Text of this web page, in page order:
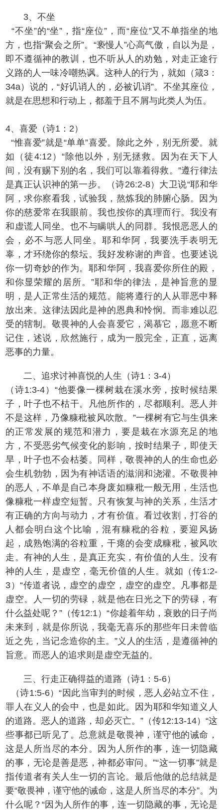
3、不坐
“不坐”的“坐”，指“座位”，而“座位”又不单指坐的地
方，也指“聚会之所”。“亵慢人”心高气傲，自以为是，
即不遵循神的教训，也不听从人的劝勉，对走正途行
义路的人一味冷嘲热讽。这种人的行为，就如（箴3：
34a）说的，“好讥诮人的，必被讥诮”。不坐其座位，
就是在思想和行动上，都羞于且不屑与此类人为伍。
4、喜爱（诗1：2）
“惟喜爱”就是“单单”喜爱。除此之外，别无所爱。就
如（徒4:12）“除他以外，别无拯救。因为在天下人
间，没有赐下别的名，我们可以靠着得救。”遵行律法
是真正认识神的第一步。（诗26:2-8）大卫说“耶和华
阿，求你察看我，试验我，熬炼我的肺腑心肠。因为
你的慈爱常在我眼前。我也按你的真理而行。我没有
和虚谎人同坐。也不与瞒哄人的同群。我恨恶恶人的
会，必不与恶人同坐。耶和华阿，我要洗手表明无
辜，才环绕你的祭坛。我好发称谢的声音。也要述说
你一切奇妙的作为。耶和华阿，我喜爱你所住的殿，
和你显荣耀的居所。”耶和华的律法，是神旨意的显
明，是人正常生活的规范。能将遵行的人从罪恶中释
放出来。这律法因此是神的恩典和怜悯。而非难以忍
受的辖制。敬畏神的人会喜爱它，渴慕它，愿意不断
记住，述说，欣然施行，成为一股完全，正直，远离
恶事的力量。
二、追求讨神喜悦的人生（诗1：3-4）
（诗1:3-4）“他要像一棵树栽在溪水旁，按时候结果
子，叶子也不枯干。凡他所作的，尽都顺利。恶人并
不是这样，乃像糠秕被风吹散。”一棵树有它与生俱来
的正常发展的规范和潜力，要是栽在水源充足的地
方，不受恶劣气候变化的影响，按时结果子，即使天
旱，叶子也不会枯萎。同样，敬畏神的人的生命也必
会生机勃勃，因为有神话语的滋润和浇灌。不敬畏神
的恶人，不单是自己本身废如糠秕一般无用，生活也
像糠秕一样虚空短暂。只有恢复与神的关系，生活才
有正确的方向与动力，才有价值。看过收割，打谷的
人都会明白这个比喻，混有糠秕的谷粒，要迎风扬
起，成熟饱满的谷粒重，干瘪的会变成糠秕，被风吹
走。有神的人生，是真正充实，有价值的人生。没有
神的人生，是虚空，毫无价值的人生。就如（传1:2-
3）“传道者说，虚空的虚空，虚空的虚空。凡事都是
虚空。人一切的劳碌，就是他在日光之下的劳碌，有
什么益处呢？”（传12:1）“你趁着年幼，衰败的日子尚
未来到，就是你所说，我毫无喜乐的那些年日未曾临
近之先，当记念造你的主。”义人的生活，是遵循神的
旨意。而恶人的追求则是虚空无益的。
三、行走正确得益的道路（诗1：5-6）
（诗1:5-6）“因此当审判的时候，恶人必站立不住，
罪人在义人的会中，也是如此。因为耶和华知道义人
的道路。恶人的道路，却必灭亡。”（传12:13-14）“这
些事都已听见了。总意就是敬畏神，谨守他的诫命，
这是人所当尽的本分。因为人所作的事，连一切隐藏
的事，无论是善是恶，神都必审问。”“这一切事”就是
指传道者有关人生一切的言论。最后他做的总结就是
要“敬畏神，谨守他的诫命，这是人所当尽的本分”。为
什么呢？“因为人所作的事，连一切隐藏的事，无论是